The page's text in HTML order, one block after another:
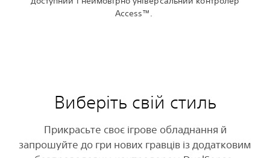
Access™.
Виберіть свій стиль
Прикрасьте своє ігрове обладнання й
запрошуйте до гри нових гравців із додатковим